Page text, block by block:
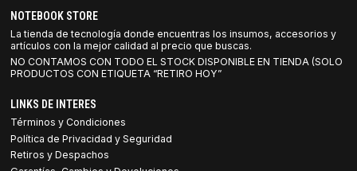
NOTEBOOK STORE
La tienda de tecnología donde encuentras los insumos, accesorios y
artículos con la mejor calidad al precio que buscas.
NO CONTAMOS CON TODO EL STOCK DISPONIBLE EN TIENDA (SOLO
PRODUCTOS CON ETIQUETA “RETIRO HOY”
LINKS DE INTERES
Términos y Condiciones
Política de Privacidad y Seguridad
Retiros y Despachos